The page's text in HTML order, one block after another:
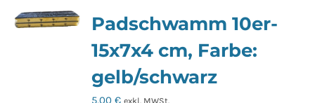
auf.
Optionen
können
Padschwamm 10er-
15x7x4 cm, Farbe:
gelb/schwarz
5,00€ exkl. MWSt.